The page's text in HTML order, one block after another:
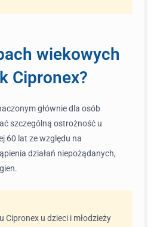
wiekowych
Cipronex?
głównie dla osób
szczególną ostrożność u
60 lat ze względu na
działań niepożądanych,
Cipronex u dzieci i młodzieży